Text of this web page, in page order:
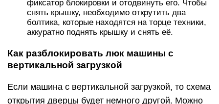
фиксатор блокировки и отодвинуть его. Чтобы
снять крышку, необходимо открутить два
болтика, которые находятся на торце техники,
аккуратно поднять крышку и снять её.
Как разблокировать люк машины с
вертикальной загрузкой
Если машина с вертикальной загрузкой, то схема
открытия дверцы будет немного другой. Можно